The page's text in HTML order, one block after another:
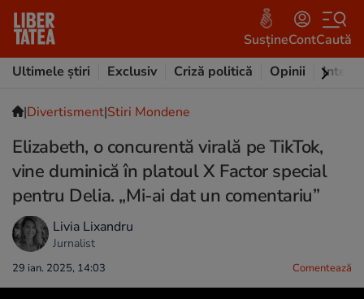
SusțineContCaută
Ultimele știri
Exclusiv Criză politică Opinii
|Divertisment|Stiri Mondene
Elizabeth, o concurentă virală pe TikTok,
vine duminică în platoul X Factor special
pentru Delia. „Mi-ai dat un comentariu”
Livia Lixandru
Jurnalist
29 ian. 2025, 14:03 Comentează